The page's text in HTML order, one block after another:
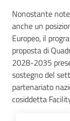
Nonostante
anche un
Europeo, il
proposta di
2028-2035
sostegno del
partenariato
cosiddetta